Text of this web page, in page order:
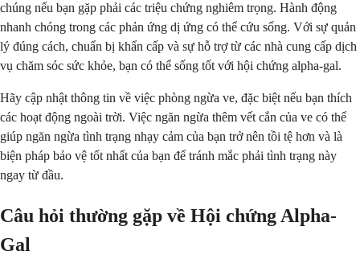
chúng nếu bạn gặp phải các triệu chứng nghiêm trọng. Hành động
nhanh chóng trong các phản ứng dị ứng có thể cứu sống. Với sự quản
lý đúng cách, chuẩn bị khẩn cấp và sự hỗ trợ từ các nhà cung cấp dịch
vụ chăm sóc sức khỏe, bạn có thể sống tốt với hội chứng alpha-gal.
Hãy cập nhật thông tin về việc phòng ngừa ve, đặc biệt nếu bạn thích
các hoạt động ngoài trời. Việc ngăn ngừa thêm vết cắn của ve có thể
giúp ngăn ngừa tình trạng nhạy cảm của bạn trở nên tồi tệ hơn và là
biện pháp bảo vệ tốt nhất của bạn để tránh mắc phải tình trạng này
ngay từ đầu.
Câu hỏi thường gặp về Hội chứng Alpha-
Gal